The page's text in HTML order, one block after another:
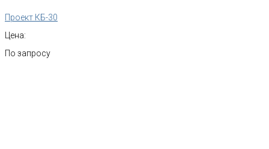
Проект КБ-30
Цена:
По запросу